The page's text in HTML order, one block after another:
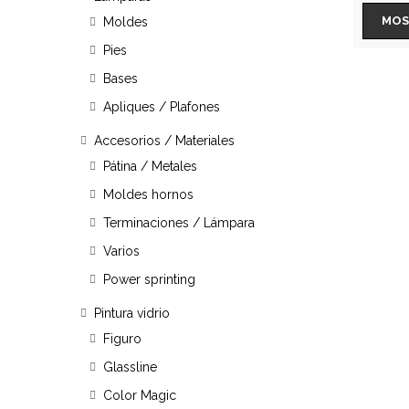
Moldes
Pies
Bases
Apliques / Plafones
Accesorios / Materiales
Pátina / Metales
Moldes hornos
Terminaciones / Lámpara
Varios
Power sprinting
Pintura vidrio
Figuro
Glassline
Color Magic